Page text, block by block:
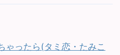
ゃったら(タミ恋・たみこ